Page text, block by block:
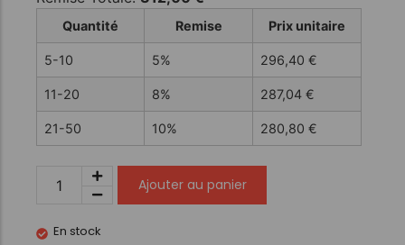
Quantité Remise Prix unitaire
5-10 5% 296,40 €
11-20 8% 287,04 €
21-50 10% 280,80 €
Ajouter au panier
En stock